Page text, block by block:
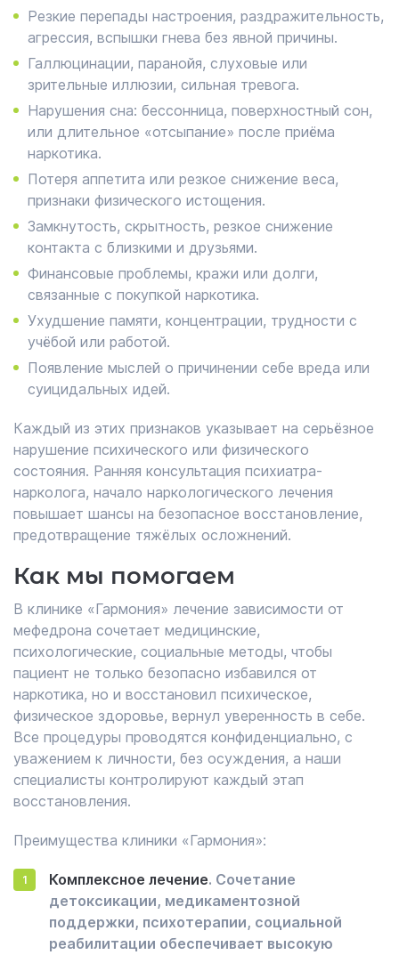
Резкие перепады настроения, раздражительность,
агрессия, вспышки гнева без явной причины.
Галлюцинации, паранойя, слуховые или
зрительные иллюзии, сильная тревога.
Нарушения сна: бессонница, поверхностный сон,
или длительное «отсыпание» после приёма
наркотика.
Потеря аппетита или резкое снижение веса,
признаки физического истощения.
Замкнутость, скрытность, резкое снижение
контакта с близкими и друзьями.
Финансовые проблемы, кражи или долги,
связанные с покупкой наркотика.
Ухудшение памяти, концентрации, трудности с
учёбой или работой.
Появление мыслей о причинении себе вреда или
суицидальных идей.
Каждый из этих признаков указывает на серьёзное
нарушение психического или физического
состояния. Ранняя консультация психиатра-
нарколога, начало наркологического лечения
повышает шансы на безопасное восстановление,
предотвращение тяжёлых осложнений.
Как мы помогаем
В клинике «Гармония» лечение зависимости от
мефедрона сочетает медицинские,
психологические, социальные методы, чтобы
пациент не только безопасно избавился от
наркотика, но и восстановил психическое,
физическое здоровье, вернул уверенность в себе.
Все процедуры проводятся конфиденциально, с
уважением к личности, без осуждения, а наши
специалисты контролируют каждый этап
восстановления.
Преимущества клиники «Гармония»:
Комплексное лечение. Сочетание
детоксикации, медикаментозной
поддержки, психотерапии, социальной
реабилитации обеспечивает высокую